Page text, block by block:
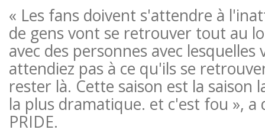
« Les fans doivent s'attendre à
de gens vont se retrouver tout au
avec des personnes avec lesquelles
attendiez pas à ce qu'ils se
rester là. Cette saison est la saison
la plus dramatique. et c'est fou », a
PRIDE.